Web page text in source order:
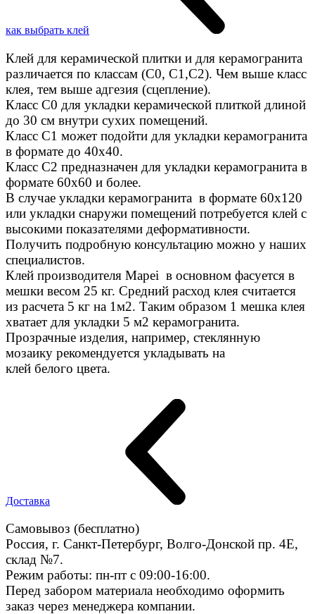
как выбрать клей
Клей для керамической плитки и для керамогранита
различается по классам (C0, C1,C2). Чем выше класс
клея, тем выше адгезия (сцепление).
Класс С0 для укладки керамической плиткой длиной
до 30 см внутри сухих помещений.
Класс C1 может подойти для укладки керамогранита
в формате до 40х40.
Класс C2 предназначен для укладки керамогранита в
формате 60х60 и более.
В случае укладки керамогранита в формате 60х120
или укладки снаружи помещений потребуется клей с
высокими показателями деформативности.
Получить подробную консультацию можно у наших
специалистов.
Клей производителя Mapei в основном фасуется в
мешки весом 25 кг. Средний расход клея считается
из расчета 5 кг на 1м2. Таким образом 1 мешка клея
хватает для укладки 5 м2 керамогранита.
Прозрачные изделия, например, стеклянную
мозаику рекомендуется укладывать на
клей белого цвета.
Доставка
Самовывоз (бесплатно)
Россия, г. Санкт-Петербург, Волго-Донской пр. 4E,
склад №7.
Режим работы: пн-пт с 09:00-16:00.
Перед забором материала необходимо оформить
заказ через менеджера компании.